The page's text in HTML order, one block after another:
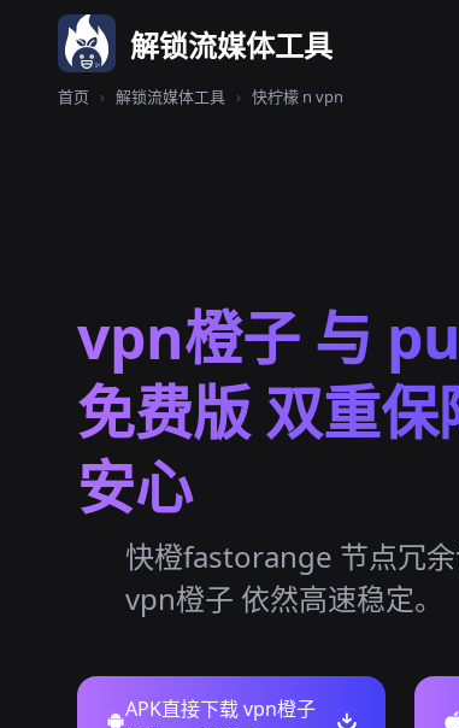
解锁流媒体工具
首页 › 解锁流媒体工具 › 快柠檬 n vpn
vpn橙子 与
免费版 双重
安心
快橙fastorange 节点冗
vpn橙子 依然高速稳定。
APK直接下载 vpn橙子